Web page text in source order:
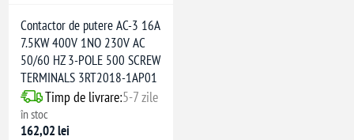
Contactor de putere AC-3 16A
7.5KW 400V 1NO 230V AC
50/60 HZ 3-POLE 500 SCREW
TERMINALS 3RT2018-1AP01
Timp de livrare:5-7 zile
în stoc
162,02 lei